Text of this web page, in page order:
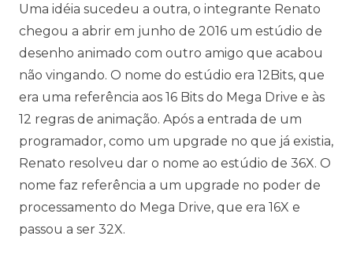
Uma idéia sucedeu a outra, o integrante Renato
chegou a abrir em junho de 2016 um estúdio de
desenho animado com outro amigo que acabou
não vingando. O nome do estúdio era 12Bits, que
era uma referência aos 16 Bits do Mega Drive e às
12 regras de animação. Após a entrada de um
programador, como um upgrade no que já existia,
Renato resolveu dar o nome ao estúdio de 36X. O
nome faz referência a um upgrade no poder de
processamento do Mega Drive, que era 16X e
passou a ser 32X.